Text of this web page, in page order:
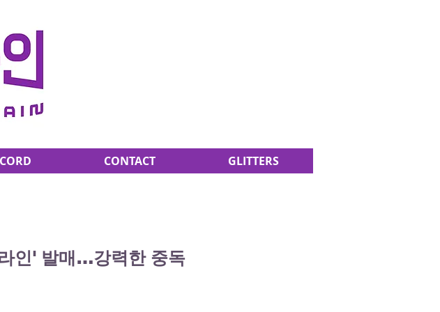
CONTACT GLITTERS
인' 발매…강력한 중독